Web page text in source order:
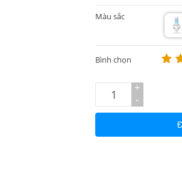
Màu sắc
m
Bình chọn
+
-